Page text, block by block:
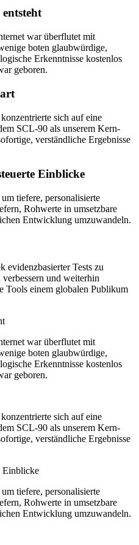
war überflutet mit
boten glaubwürdige,
Erkenntnisse kostenlos
geboren.
sich auf eine
SCL-90 als unserem Kern-
verständliche Ergebnisse
Einblicke
tiefere, personalisierte
Rohwerte in umsetzbare
Entwicklung umzuwandeln.
evidenzbasierter Tests zu
und weiterhin
Tools einem globalen Publikum
war überflutet mit
boten glaubwürdige,
Erkenntnisse kostenlos
geboren.
sich auf eine
SCL-90 als unserem Kern-
verständliche Ergebnisse
Einblicke
tiefere, personalisierte
Rohwerte in umsetzbare
Entwicklung umzuwandeln.